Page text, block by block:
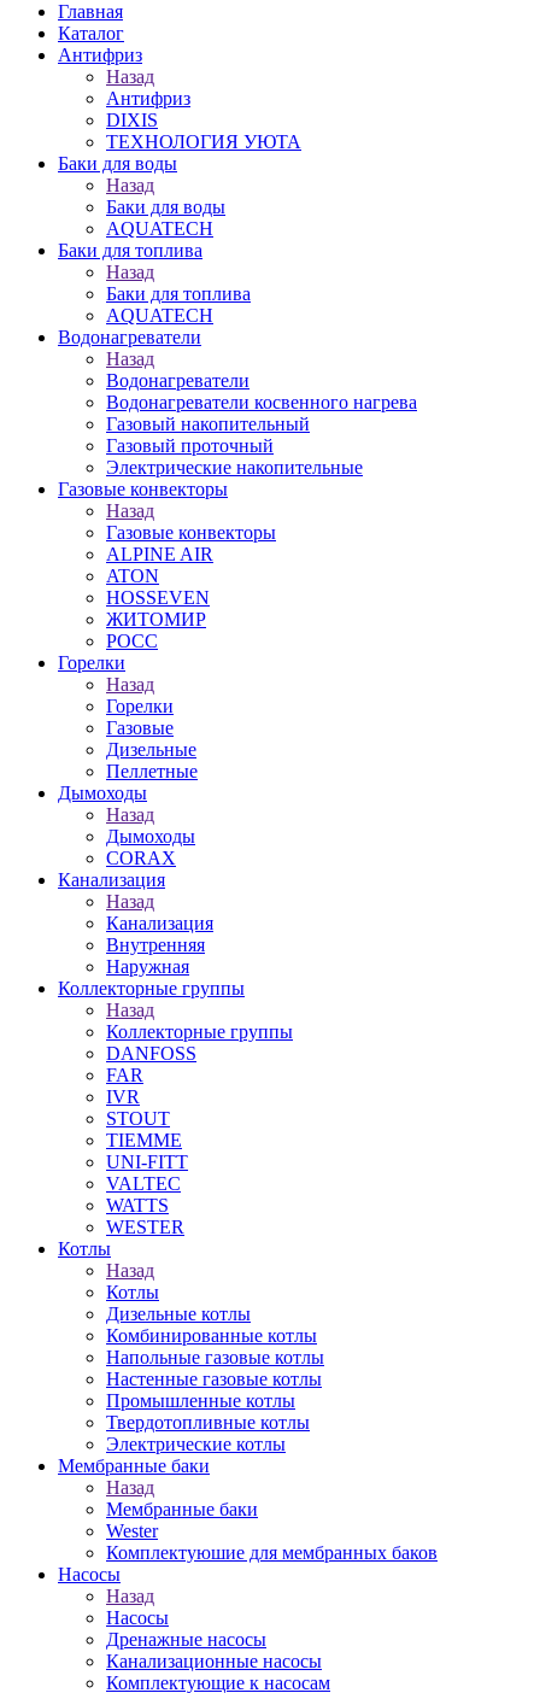
Главная
Каталог
Антифриз
Назад
Антифриз
DIXIS
ТЕХНОЛОГИЯ УЮТА
Баки для воды
Назад
Баки для воды
AQUATECH
Баки для топлива
Назад
Баки для топлива
AQUATECH
Водонагреватели
Назад
Водонагреватели
Водонагреватели косвенного нагрева
Газовый накопительный
Газовый проточный
Электрические накопительные
Газовые конвекторы
Назад
Газовые конвекторы
ALPINE AIR
ATON
HOSSEVEN
ЖИТОМИР
РОСС
Горелки
Назад
Горелки
Газовые
Дизельные
Пеллетные
Дымоходы
Назад
Дымоходы
CORAX
Канализация
Назад
Канализация
Внутренняя
Наружная
Коллекторные группы
Назад
Коллекторные группы
DANFOSS
FAR
IVR
STOUT
TIEMME
UNI-FITT
VALTEC
WATTS
WESTER
Котлы
Назад
Котлы
Дизельные котлы
Комбинированные котлы
Напольные газовые котлы
Настенные газовые котлы
Промышленные котлы
Твердотопливные котлы
Электрические котлы
Мембранные баки
Назад
Мембранные баки
Wester
Комплектуюшие для мембранных баков
Насосы
Назад
Насосы
Дренажные насосы
Канализационные насосы
Комплектующие к насосам